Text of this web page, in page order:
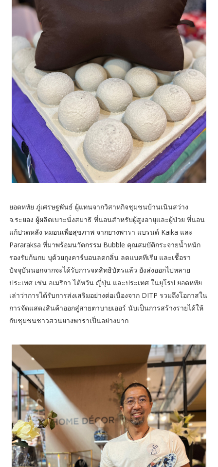
ยอดหทัย ภู่เศรษฐพันธ์ ผู้แทนจากวิสาหกิจชุมชนบ้านเนินสว่าง
จ.ระยอง ผู้ผลิตเบาะนั่งสมาธิ ที่นอนสำหรับผู้สูงอายุและผู้ป่วย ที่นอน
แก้ปวดหลัง หมอนเพื่อสุขภาพ จากยางพารา แบรนด์ Kaika และ
Pararaksa ที่มาพร้อมนวัตกรรม Bubble คุณสมบัติกระจายน้ำหนัก
รองรับก้นกบ บุด้วยถุงคาร์บอนลดกลิ่น ลดแบคทีเรีย และเชื้อรา
ปัจจุบันนอกจากจะได้รับการจดสิทธิบัตรแล้ว ยังส่งออกไปหลาย
ประเทศ เช่น อเมริกา ไต้หวัน ญี่ปุ่น และประเทศ ในยุโรป ยอดหทัย
เล่าว่าการได้รับการส่งเสริมอย่างต่อเนื่องจาก DITP รวมถึงโอกาสใน
การจัดแสดงสินค้าออกสู่สายตาบายเออร์ นับเป็นการสร้างรายได้ให้
กับชุมชนชาวสวนยางพาราเป็นอย่างมาก